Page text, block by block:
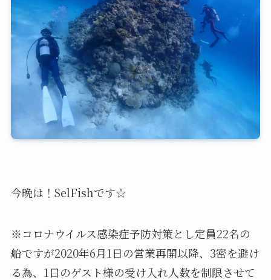
今晩は！SelFishです☆
※コロナウイルス感染症予防対策とし定員22名の
船ですが2020年6月1日の営業再開以降、3密を避け
る為、1日のゲスト様の受け入れ人数を制限させて